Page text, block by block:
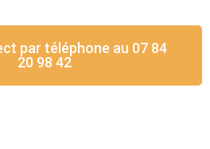
par téléphone au 07 84
20 98 42